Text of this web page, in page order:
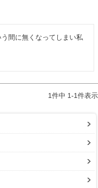
間に無くなってしまい私
1件中 1-1件表示